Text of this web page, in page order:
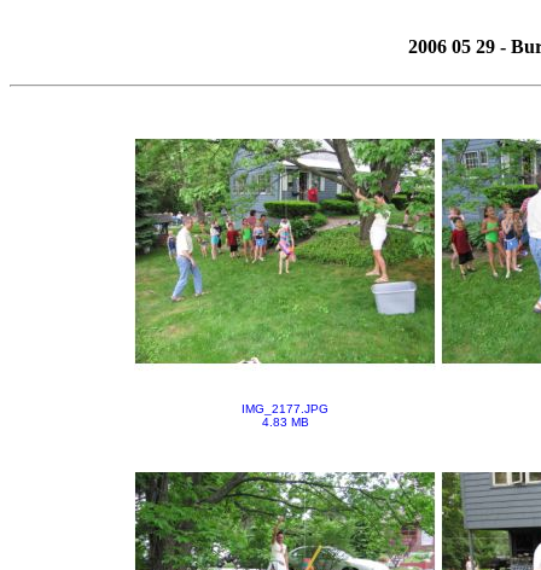
2006 05 29 -
IMG_2177.JPG
4.83 MB